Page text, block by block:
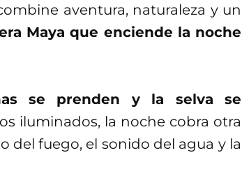
aventura, naturaleza y un
Maya que enciende la noche
se prenden y la selva se
iluminados, la noche cobra otra
del fuego, el sonido del agua y la